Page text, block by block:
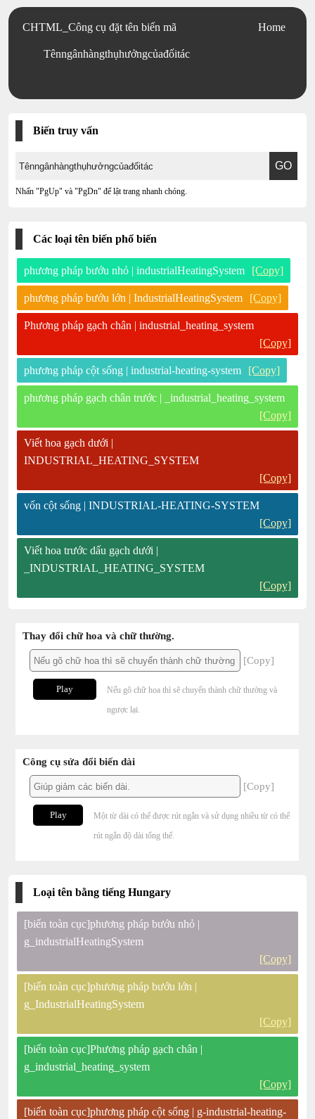
CHTML_Công cụ đặt tên biến mã
Tênngânhàngthụhưởngcủađốitác
Home
Biến truy vấn
Nhấn "PgUp" và "PgDn" để lật trang nhanh chóng.
Các loại tên biến phổ biến
phương pháp bướu nhỏ | industrialHeatingSystem [Copy]
phương pháp bướu lớn | IndustrialHeatingSystem [Copy]
Phương pháp gạch chân | industrial_heating_system
[Copy]
phương pháp cột sống | industrial-heating-system [Copy]
phương pháp gạch chân trước | _industrial_heating_system
[Copy]
Viết hoa gạch dưới |
INDUSTRIAL_HEATING_SYSTEM
[Copy]
vốn cột sống | INDUSTRIAL-HEATING-SYSTEM
[Copy]
Viết hoa trước dấu gạch dưới |
_INDUSTRIAL_HEATING_SYSTEM
[Copy]
Thay đổi chữ hoa và chữ thường.
[Copy]
Play
Nếu gõ chữ hoa thì sẽ chuyển thành chữ thường và
ngược lại.
Công cụ sửa đổi biến dài
[Copy]
Play
Một từ dài có thể được rút ngắn và sử dụng nhiều từ có thể
rút ngắn độ dài tổng thể.
Loại tên bằng tiếng Hungary
[biến toàn cục]phương pháp bướu nhỏ |
g_industrialHeatingSystem
[Copy]
[biến toàn cục]phương pháp bướu lớn |
g_IndustrialHeatingSystem
[Copy]
[biến toàn cục]Phương pháp gạch chân |
g_industrial_heating_system
[Copy]
[biến toàn cục]phương pháp cột sống | g-industrial-heating-